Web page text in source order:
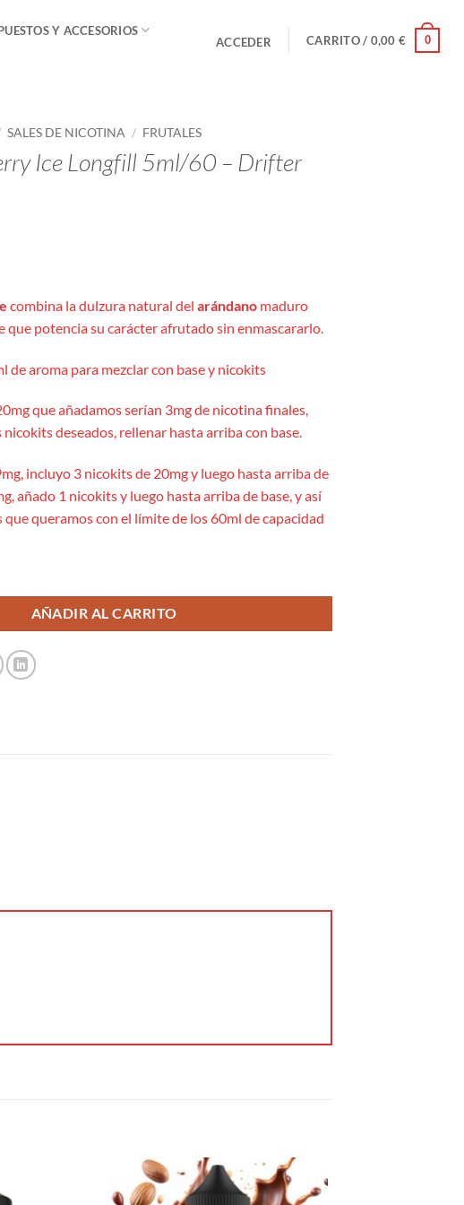
Y ACCESORIOS
ACCEDER CARRITO / 0,00 € 0
SALES DE NICOTINA / FRUTALES
Ice Longfill 5ml/60 – Drifter
combina la dulzura natural del arándano maduro
que potencia su carácter afrutado sin enmascararlo.
de aroma para mezclar con base y nicokits
que añadamos serían 3mg de nicotina finales,
nicokits deseados, rellenar hasta arriba con base.
incluyo 3 nicokits de 20mg y luego hasta arriba de
añado 1 nicokits y luego hasta arriba de base, y así
queramos con el límite de los 60ml de capacidad
AÑADIR AL CARRITO